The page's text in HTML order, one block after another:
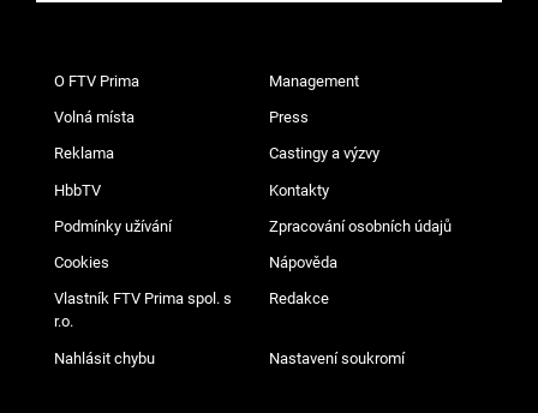
O FTV Prima Management
Volná místa Press
Reklama Castingy a výzvy
HbbTV Kontakty
Podmínky užívání Zpracování osobních údajů
Cookies Nápověda
Vlastník FTV Prima spol. s
r.o.
Redakce
Nahlásit chybu Nastavení soukromí